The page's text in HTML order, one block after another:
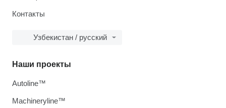
Контакты
Узбекистан / русский
Наши проекты
Autoline™
Machineryline™